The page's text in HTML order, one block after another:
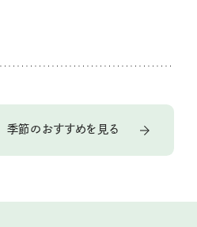
季節のおすすめを見る